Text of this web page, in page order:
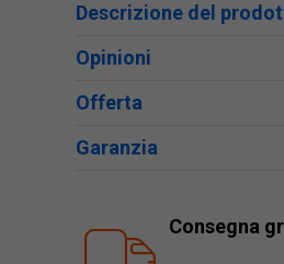
Descrizione del
Opinioni
Offerta
Garanzia
Consegna